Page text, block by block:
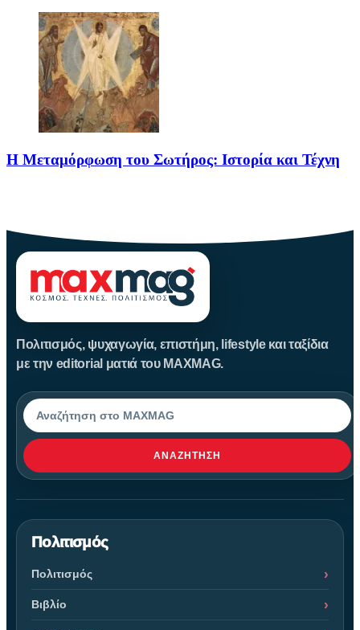
Η Μεταμόρφωση του Σωτήρος: Ιστορία και Τέχνη
Πολιτισμός, ψυχαγωγία, επιστήμη, lifestyle και ταξίδια
με την editorial ματιά του MAXMAG.
Αναζήτηση
ΑΝΑΖΉΤΗΣΗ
Πολιτισμός
Πολιτισμός
Βιβλίο